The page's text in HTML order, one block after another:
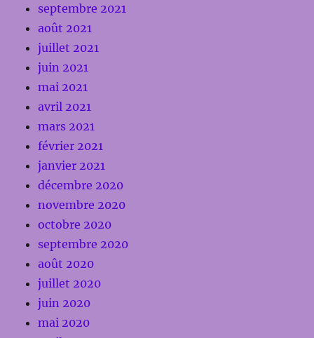
septembre 2021
août 2021
juillet 2021
juin 2021
mai 2021
avril 2021
mars 2021
février 2021
janvier 2021
décembre 2020
novembre 2020
octobre 2020
septembre 2020
août 2020
juillet 2020
juin 2020
mai 2020